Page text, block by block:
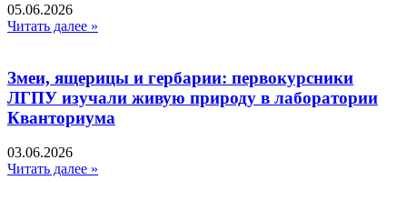
05.06.2026
Читать далее »
Змеи, ящерицы и гербарии: первокурсники
ЛГПУ изучали живую природу в лаборатории
Кванториума
03.06.2026
Читать далее »